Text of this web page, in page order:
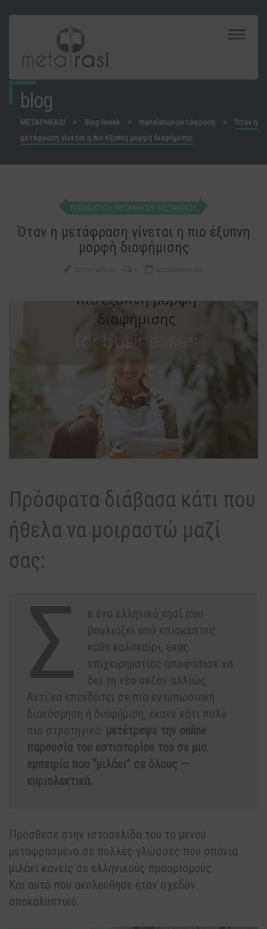
Toggle
blog
METAPHRASI > Blog Greek > translation-μετάφραση >
Όταν η
μετάφραση γίνεται η πιο έξυπνη μορφή διαφήμισης
TRANSLATION-ΜΕΤΆΦΡΑΣΗ ΜΕΤΑΦΡΑΣΗ
Όταν η μετάφραση γίνεται η πιο έξυπνη
μορφή διαφήμισης
Πρόσφατα διάβασα κάτι που
ήθελα να μοιραστώ μαζί
σας:
Σ
ε ένα ελληνικό νησί που
βουλιάζει από επισκέπτες
κάθε καλοκαίρι, ένας
επιχειρηματίας αποφάσισε να
δει τη νέα σεζόν αλλιώς.
Αντί να επενδύσει σε πιο εντυπωσιακή
διακόσμηση ή διαφήμιση, έκανε κάτι πολύ
πιο στρατηγικό: μετέτρεψε την online
παρουσία του εστιατορίου του σε μια
εμπειρία που “μιλάει” σε όλους —
κυριολεκτικά.
Πρόσθεσε στην ιστοσελίδα του το μενού
μεταφρασμένο σε πολλές γλώσσες που σπάνια
μιλάει κανείς σε ελληνικούς προορισμούς.
Και αυτό που ακολούθησε ήταν σχεδόν
αποκαλυπτικό.